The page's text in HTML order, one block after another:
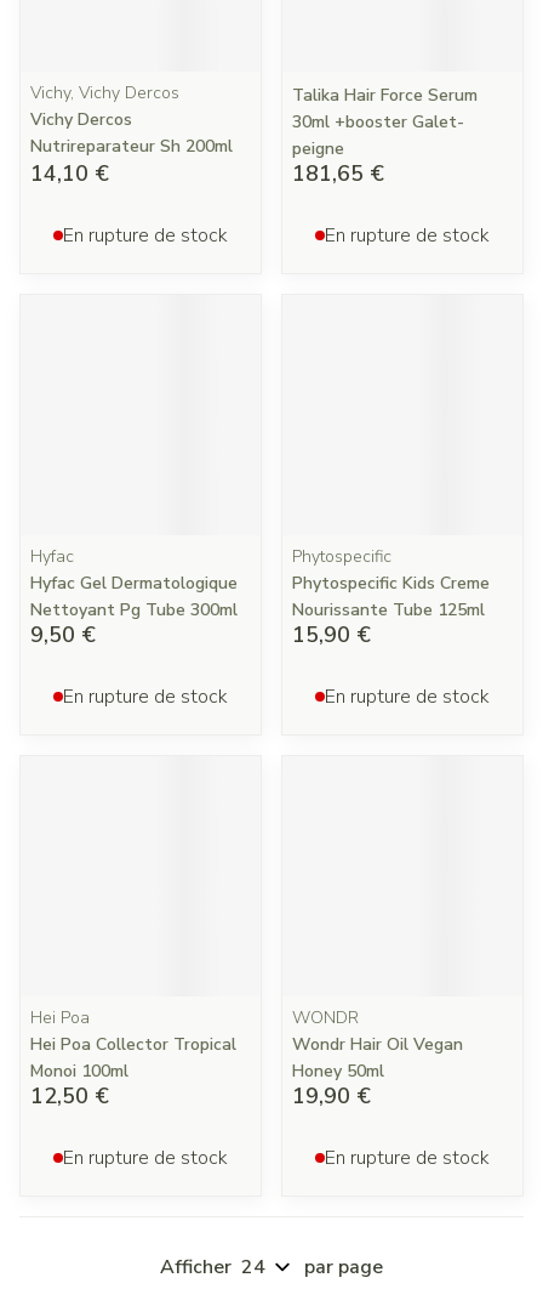
Vichy, Vichy Dercos
Vichy Dercos
Nutrireparateur Sh 200ml
14,10 €
En rupture de stock
Talika Hair Force Serum
30ml +booster Galet-
peigne
181,65 €
En rupture de stock
Hyfac
Hyfac Gel Dermatologique
Nettoyant Pg Tube 300ml
9,50 €
En rupture de stock
Phytospecific
Phytospecific Kids Creme
Nourissante Tube 125ml
15,90 €
En rupture de stock
Hei Poa
Hei Poa Collector Tropical
Monoi 100ml
12,50 €
En rupture de stock
WONDR
Wondr Hair Oil Vegan
Honey 50ml
19,90 €
En rupture de stock
Afficher par page